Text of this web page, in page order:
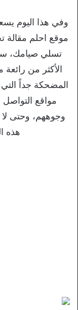
وفي هذا اليوم
موقع احلم
تسلي صيامك،
الأكثر من
المضحكة جداً
مواقع
وجوههم، وحتى لا
هذه